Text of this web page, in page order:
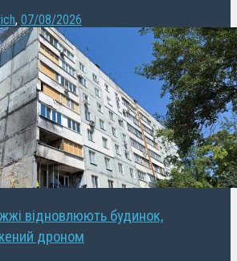
, 07/08/2026
відновлюють будинок,
дроном